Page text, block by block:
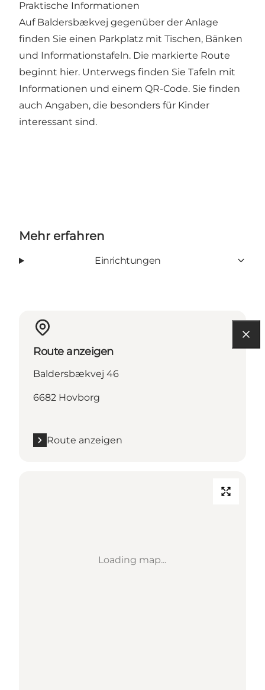
Praktische Informationen
Auf Baldersbækvej gegenüber der Anlage
finden Sie einen Parkplatz mit Tischen, Bänken
und Informationstafeln. Die markierte Route
beginnt hier. Unterwegs finden Sie Tafeln mit
Informationen und einem QR-Code. Sie finden
auch Angaben, die besonders für Kinder
interessant sind.
Mehr erfahren
Einrichtungen
Route anzeigen
Baldersbækvej 46
6682 Hovborg
Route anzeigen
Loading map...